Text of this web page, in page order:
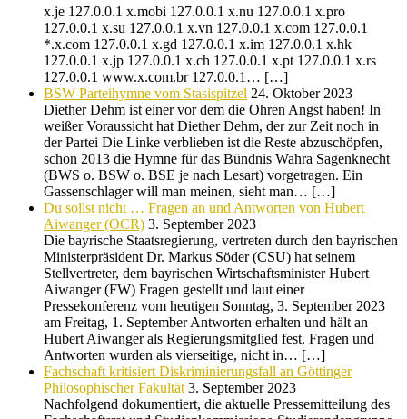
x.je 127.0.0.1 x.mobi 127.0.0.1 x.nu 127.0.0.1 x.pro
127.0.0.1 x.su 127.0.0.1 x.vn 127.0.0.1 x.com 127.0.0.1
*.x.com 127.0.0.1 x.gd 127.0.0.1 x.im 127.0.0.1 x.hk
127.0.0.1 x.jp 127.0.0.1 x.ch 127.0.0.1 x.pt 127.0.0.1 x.rs
127.0.0.1 www.x.com.br 127.0.0.1… […]
BSW Parteihymne vom Stasispitzel 24. Oktober 2023
Diether Dehm ist einer vor dem die Ohren Angst haben! In
weißer Voraussicht hat Diether Dehm, der zur Zeit noch in
der Partei Die Linke verblieben ist die Reste abzuschöpfen,
schon 2013 die Hymne für das Bündnis Wahra Sagenknecht
(BWS o. BSW o. BSE je nach Lesart) vorgetragen. Ein
Gassenschlager will man meinen, sieht man… […]
Du sollst nicht … Fragen an und Antworten von Hubert
Aiwanger (OCR) 3. September 2023
Die bayrische Staatsregierung, vertreten durch den bayrischen
Ministerpräsident Dr. Markus Söder (CSU) hat seinem
Stellvertreter, dem bayrischen Wirtschaftsminister Hubert
Aiwanger (FW) Fragen gestellt und laut einer
Pressekonferenz vom heutigen Sonntag, 3. September 2023
am Freitag, 1. September Antworten erhalten und hält an
Hubert Aiwanger als Regierungsmitglied fest. Fragen und
Antworten wurden als vierseitige, nicht in… […]
Fachschaft kritisiert Diskriminierungsfall an Göttinger
Philosophischer Fakultät 3. September 2023
Nachfolgend dokumentiert, die aktuelle Pressemitteilung des